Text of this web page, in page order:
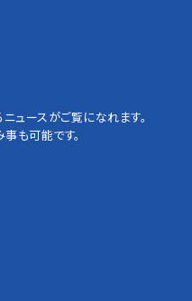
ュースがご覧になれます。
も可能です。